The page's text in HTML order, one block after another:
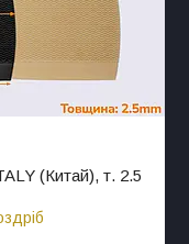
(Китай), т. 2.5